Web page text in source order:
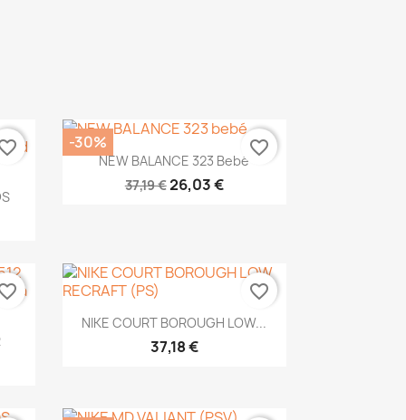
Vista rápida
NEW BALANCE 323 Bebé
37,19 €26,03 €
-30% favorite_border
Vista rápida
NIKE COURT BOROUGH LOW...
37,18 €
favorite_border